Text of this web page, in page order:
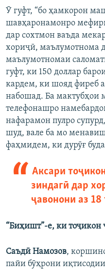
Ӯ гуфт, “бо ҳамкорон
шавҳаронамонро
дар сохтмон ваъда
хориҷӣ, маълумотнома
маълумотномаи
гуфт, ки 150 доллар
кардем, ки шояд фиреб
набошад. Ба мактубҳои
телефонашро
нафарамон пулро
шуд, вале ба мо
фаҳмидем, ки дурӯғ
Аксари
зиндагӣ дар
ҷавонони аз 18
“Биҳишт”-е, ки тоҷикон
Саъдӣ Намозов,
пайи бӯҳрони